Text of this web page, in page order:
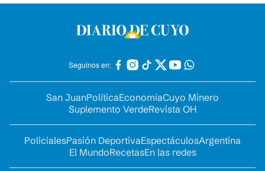
Seguinos en:
San JuanPolíticaEconomíaCuyo Minero
Suplemento VerdeRevista OH
PolicialesPasión DeportivaEspectáculosArgentina
El MundoRecetasEn las redes